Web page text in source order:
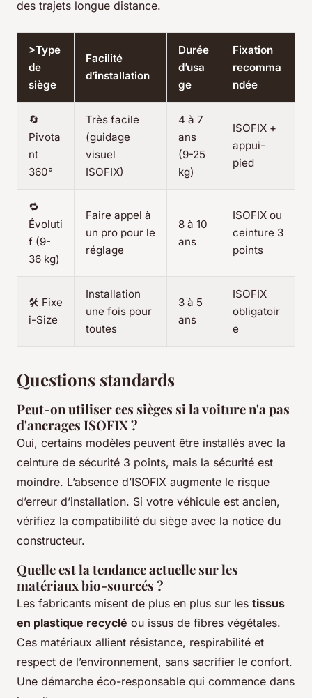
des trajets longue distance.
>Type
de
siège
Facilité
d’installation
Durée
d’usa
ge
Fixation
recomma
ndée
🔄
Pivota
nt
360°
Très facile
(guidage
visuel
ISOFIX)
4 à 7
ans
(9-25
kg)
ISOFIX +
appui-
pied
🔁
Évoluti
f (9-
36 kg)
Faire appel à
un pro pour le
réglage
8 à 10
ans
ISOFIX ou
ceinture 3
points
🛠️ Fixe
i-Size
Installation
une fois pour
toutes
3 à 5
ans
ISOFIX
obligatoir
e
Questions standards
Peut-on utiliser ces sièges si la voiture n'a pas
d'ancrages ISOFIX ?
Oui, certains modèles peuvent être installés avec la
ceinture de sécurité 3 points, mais la sécurité est
moindre. L’absence d’ISOFIX augmente le risque
d’erreur d’installation. Si votre véhicule est ancien,
vérifiez la compatibilité du siège avec la notice du
constructeur.
Quelle est la tendance actuelle sur les
matériaux bio-sourcés ?
Les fabricants misent de plus en plus sur les tissus
en plastique recyclé ou issus de fibres végétales.
Ces matériaux allient résistance, respirabilité et
respect de l’environnement, sans sacrifier le confort.
Une démarche éco-responsable qui commence dans